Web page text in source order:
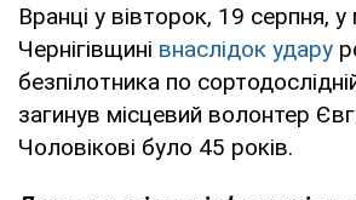
Вранці у вівторок, 19 серпня, у
Чернігівщині внаслідок удару
безпілотника по
загинув місцевий волонтер
Чоловікові було 45 років.